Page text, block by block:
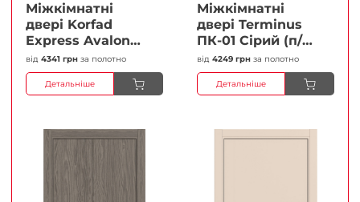
Міжкімнатні
двері Korfad
Express Avalon
Білий мат
Кристал
Антискретч
від 4341 грн за полотно
Детальніше
Міжкімнатні
двері Terminus
ПК-01 Сірий (п/п)
Глухі Плівка
від 4249 грн за полотно
Детальніше